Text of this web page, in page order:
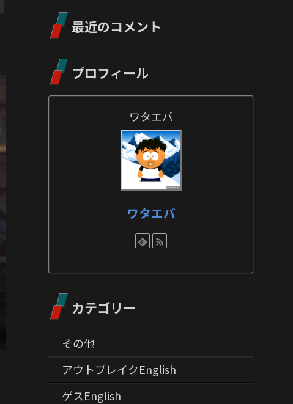
最近のコメント
プロフィール
ワタエバ
ワタエバ
カテゴリー
その他
アウトブレイクEnglish
ゲスEnglish